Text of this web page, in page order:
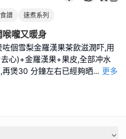
譜 速煮系列
嚨又暖身
個雪梨金羅漢果茶飲滋潤吓,用
心)+金羅漢果+果皮,全部冲水
煲30 分鐘左右已經夠晒... 更多